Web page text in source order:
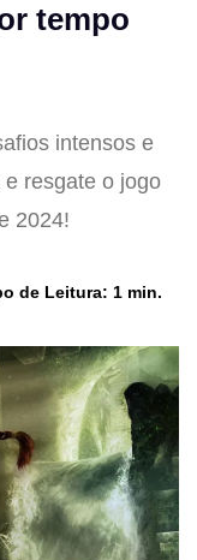
tempo
intensos e
resgate o jogo
2024!
de Leitura: 1 min.